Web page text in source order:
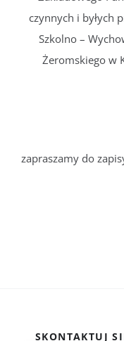
WYKUS
czynnych i byłych
Szkolno –
Żeromskiego w
zapraszamy do
SKONTAKTUJ